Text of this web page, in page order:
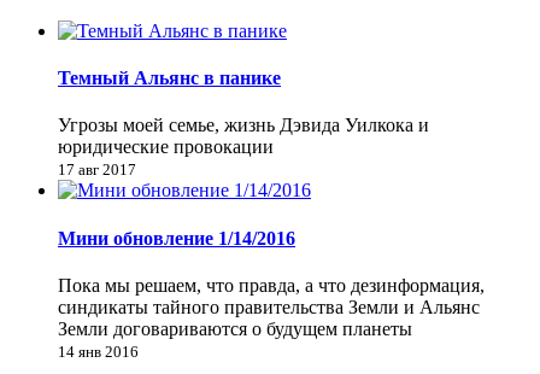
Темный Альянс в панике
Угрозы моей семье, жизнь Дэвида Уилкока и
юридические провокации
17 авг 2017
Мини обновление 1/14/2016
Пока мы решаем, что правда, а что дезинформация,
синдикаты тайного правительства Земли и Альянс
Земли договариваются о будущем планеты
14 янв 2016